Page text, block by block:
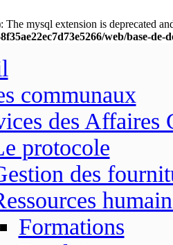
The mysql extension is deprecated
web/base-de-
communaux
des Affaires
protocole
des
Formations